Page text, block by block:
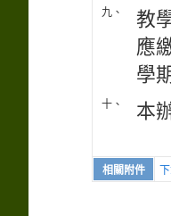
九、
教
應
學
十、 本
相關附件